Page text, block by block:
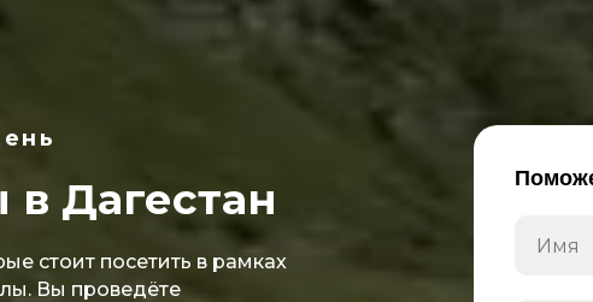
Дагестан
стоит посетить в рамках
Вы проведёте